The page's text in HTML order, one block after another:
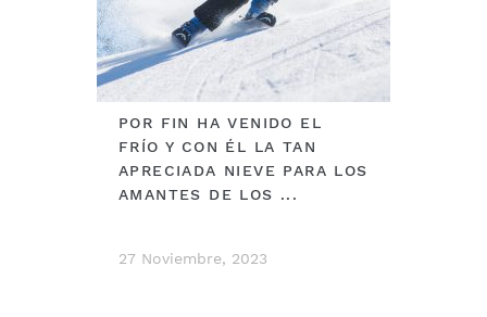
POR FIN HA VENIDO EL
FRÍO Y CON ÉL LA TAN
APRECIADA NIEVE PARA LOS
AMANTES DE LOS ...
27 Noviembre, 2023